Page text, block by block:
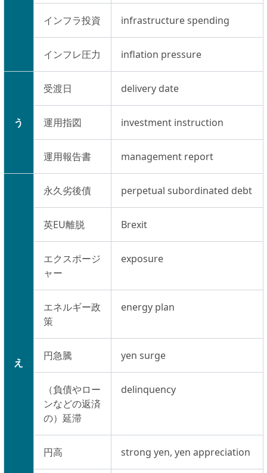
インフラ投資 infrastructure spending
インフレ圧力 inflation pressure
う
受渡日 delivery date
運用指図 investment instruction
運用報告書 management report
え
永久劣後債 perpetual subordinated debt
英EU離脱 Brexit
エクスポージ
ャー
exposure
エネルギー政
策
energy plan
円急騰 yen surge
（負債やロー
ンなどの返済
の）延滞
delinquency
円高 strong yen, yen appreciation